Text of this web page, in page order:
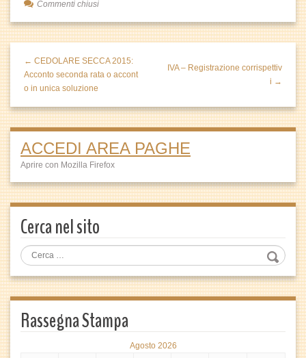
Commenti chiusi
← CEDOLARE SECCA 2015:
Acconto seconda rata o accont
o in unica soluzione
IVA – Registrazione corrispettiv
i →
ACCEDI AREA PAGHE
Aprire con Mozilla Firefox
Cerca nel sito
Rassegna Stampa
Agosto 2026